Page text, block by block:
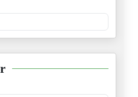
2025
2025
مفهوم السلام بين العقل